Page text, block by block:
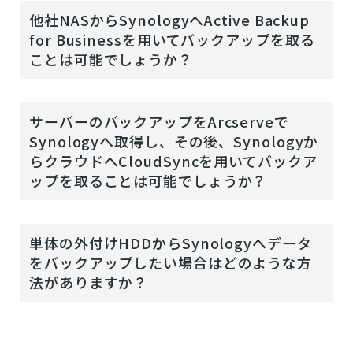
他社NASからSynologyへActive Backup
for Businessを用いてバックアップを取る
ことは可能でしょうか？
サーバーのバックアップをArcserveで
Synologyへ取得し、その後、Synologyか
らクラウドへCloudSyncを用いてバックア
ップを取ることは可能でしょうか？
単体の外付けHDDからSynologyへデータ
をバックアップしたい場合はどのような方
法がありますか？